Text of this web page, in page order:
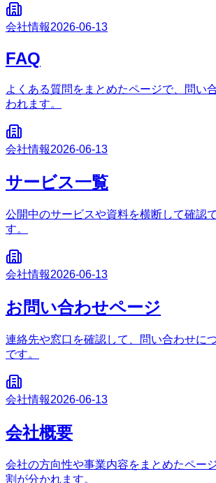
会社情報2026-06-13
FAQ
よくある質問をまとめたページで、問い
われます。
会社情報2026-06-13
サービス一覧
公開中のサービスや資料を横断して確認
す。
会社情報2026-06-13
お問い合わせページ
連絡先や窓口を確認して、問い合わせに
です。
会社情報2026-06-13
会社概要
会社の方向性や事業内容をまとめたペー
割が分かれます。